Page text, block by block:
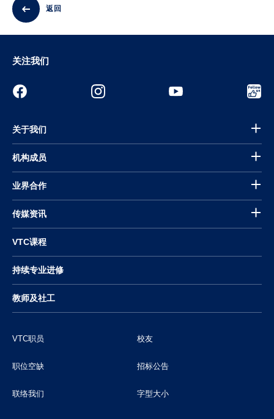
返回
关注我们
关于我们
机构成员
业界合作
传媒资讯
VTC课程
持续专业进修
教师及社工
VTC职员 校友
职位空缺 招标公告
联络我们 字型大小